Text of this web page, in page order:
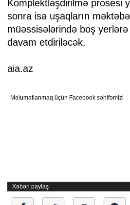
Komplektləşdirilmə prosesi
sonra isə uşaqların
müəssisələrində boş
davam etdiriləcək.
aia.az
Məlumatlanmaq üçün Facebook səhifəmizi
Xəbəri paylaş